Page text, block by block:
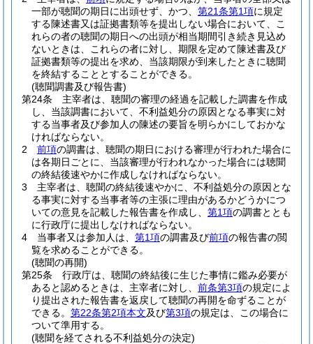
一部が聴聞の期日に出頭せず、かつ、 第21条第1項に規定
する陳述書又は証拠書類等を提出しない場合において、こ
れらの者の聴聞の期日への出頭が相当期間引き続き見込め
ないときは、これらの者に対し、期限を定めて陳述書及び
証拠書類等の提出を求め、当該期限が到来したときに聴聞
を終結することとすることができる。
(聴聞調書及び報告書)
第24条
主宰者は、聴聞の審理の経過を記載した調書を作成
し、当該調書において、不利益処分の原因となる事実に対
する当事者及び参加人の陳述の要旨を明らかにしておかな
ければならない。
2
前項の調書は、聴聞の期日における審理が行われた場合に
は各期日ごとに、当該審理が行われなかった場合には聴聞
の終結後速やかに作成しなければならない。
3
主宰者は、聴聞の終結後速やかに、不利益処分の原因とな
る事実に対する当事者等の主張に理由があるかどうかにつ
いての意見を記載した報告書を作成し、 第1項の調書ととも
に行政庁に提出しなければならない。
4
当事者又は参加人は、 第1項の調書及び前項の報告書の閲
覧を求めることができる。
(聴聞の再開)
第25条
行政庁は、聴聞の終結後に生じた事情に鑑み必要が
あると認めるときは、主宰者に対し、 前条第3項の規定によ
り提出された報告書を返戻して聴聞の再開を命ずることが
できる。 第22条第2項本文及び第3項の規定は、この場合に
ついて準用する。
(聴聞を経てされる不利益処分の決定)